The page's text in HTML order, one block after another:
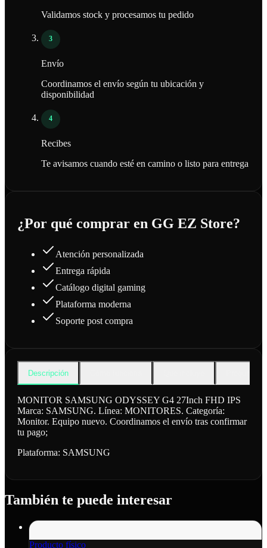
Validamos stock y procesamos tu pedido
3
Envío
Coordinamos el envío según tu ubicación y
disponibilidad
4
Recibes
Te avisamos cuando esté en camino o listo para entrega
¿Por qué comprar en GG EZ Store?
Atención personalizada
Entrega rápida
Catálogo digital gaming
Plataforma moderna
Soporte post compra
Descripción
MONITOR SAMSUNG ODYSSEY G4 27Inch FHD IPS
Marca: SAMSUNG. Línea: MONITORES. Categoría:
Monitor. Equipo nuevo. Coordinamos el envío tras confirmar
tu pago;
Plataforma: SAMSUNG
También te puede interesar
Producto físico